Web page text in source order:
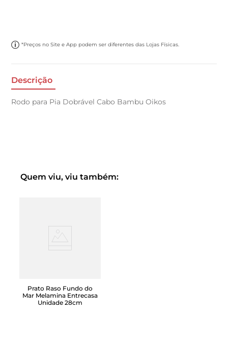
*Preços no Site e App podem ser diferentes das Lojas Físicas.
Descrição
Rodo para Pia Dobrável Cabo Bambu Oikos
Quem viu, viu também:
Prato Raso Fundo do
Mar Melamina Entrecasa
Unidade 28cm